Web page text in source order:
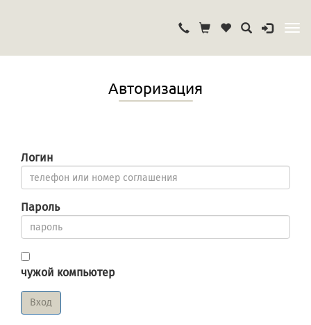
Авторизация
Логин
Пароль
чужой компьютер